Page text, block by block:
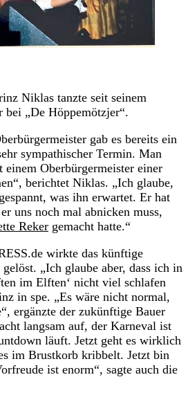
Niklas tanzte seit seinem
bei „De Höppemötzjer“.
gab es bereits ein
sympathischer Termin. Man
Oberbürgermeister einer
berichtet Niklas. „Ich glaube,
was ihn erwartet. Er hat
uns noch mal abnicken muss,
Reker gemacht hatte.“
wirkte das künftige
„Ich glaube aber, dass ich in
im Elften‘ nicht viel schlafen
in spe. „Es wäre nicht normal,
ergänzte der zukünftige Bauer
langsam auf, der Karneval ist
läuft. Jetzt geht es wirklich
im Brustkorb kribbelt. Jetzt bin
ist enorm“, sagte auch die